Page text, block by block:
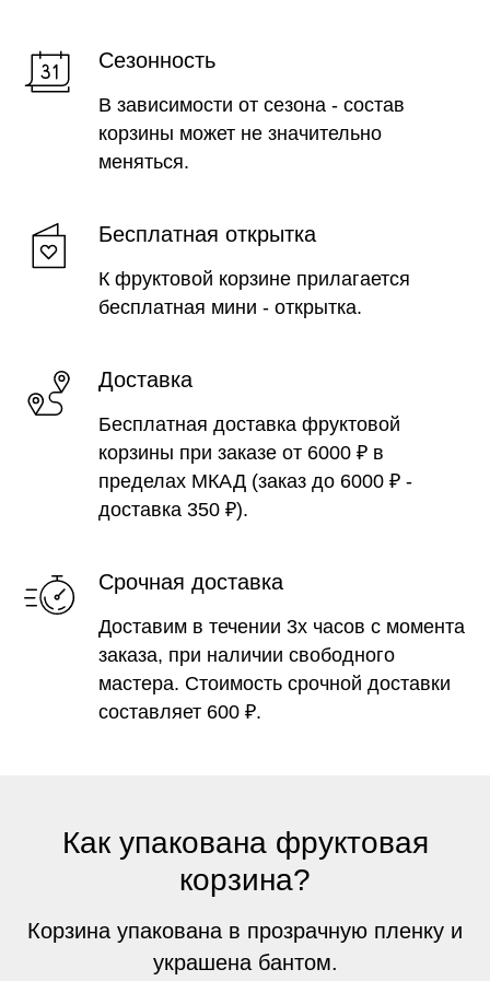
Сезонность
В зависимости от сезона - состав
корзины может не значительно
меняться.
Бесплатная открытка
К фруктовой корзине прилагается
бесплатная мини - открытка.
Доставка
Бесплатная доставка фруктовой
корзины при заказе от 6000 ₽ в
пределах МКАД (заказ до 6000 ₽ -
доставка 350 ₽).
Срочная доставка
Доставим в течении 3х часов с момента
заказа, при наличии свободного
мастера. Стоимость срочной доставки
составляет 600 ₽.
Как упакована фруктовая
корзина?
Корзина упакована в прозрачную пленку и
украшена бантом.